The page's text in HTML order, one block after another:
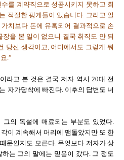
를 계약직으로 성공시키지 못하고 회
적절한 핑계들이 있습니다. 그리고 일
치보다 돈에 유혹되어 결과적으로 손
을 본 일이 없으니 결국 취직도 안 되
당신 생각이고, 어디에서도 그렇게 뭐
.”
라고 본 것은 결국 저자 역시 20대 전
자가당착에 빠진다. 이후의 답변도 너
의 독설에 매료되는 부분도 있었다.
각이 계속해서 머리에 맴돌았지만 또 한
문인지도 모른다. 무엇보다 저자가 상
는 그의 말에는 믿음이 갔다. 그 정도